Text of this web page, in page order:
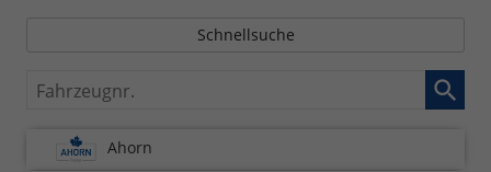
Schnellsuche
Fahrzeugnr.
Ahorn